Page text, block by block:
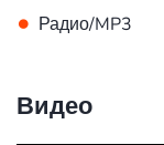
• Радио/MP3
Видео